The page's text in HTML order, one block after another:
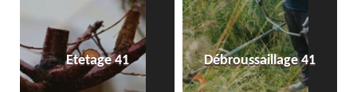
Etetage 41 Débroussaillage 41